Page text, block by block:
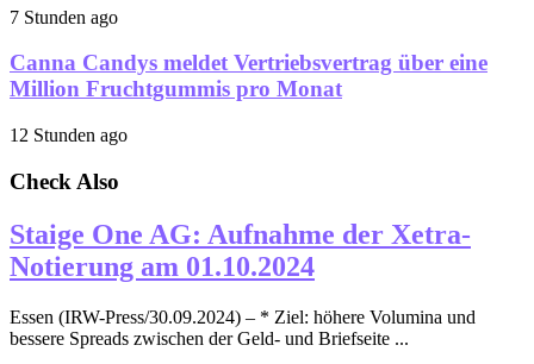
7 Stunden ago
Canna Candys meldet Vertriebsvertrag über eine
Million Fruchtgummis pro Monat
12 Stunden ago
Check Also
Staige One AG: Aufnahme der Xetra-
Notierung am 01.10.2024
Essen (IRW-Press/30.09.2024) – * Ziel: höhere Volumina und
bessere Spreads zwischen der Geld- und Briefseite ...